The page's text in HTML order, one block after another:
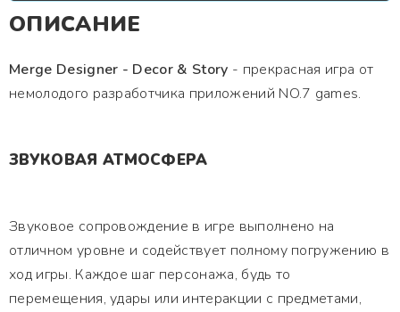
ОПИСАНИЕ
Merge Designer - Decor & Story - прекрасная игра от
немолодого разработчика приложений NO.7 games.
ЗВУКОВАЯ АТМОСФЕРА
Звуковое сопровождение в игре выполнено на
отличном уровне и содействует полному погружению в
ход игры. Каждое шаг персонажа, будь то
перемещения, удары или интеракции с предметами,